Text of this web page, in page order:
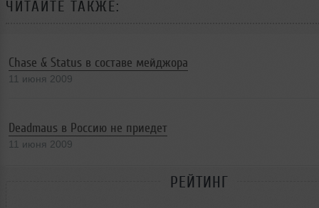
ЧИТАЙТЕ ТАКЖЕ:
Chase & Status в составе мейджора
11 июня 2009
Deadmaus в Россию не приедет
11 июня 2009
РЕЙТИНГ